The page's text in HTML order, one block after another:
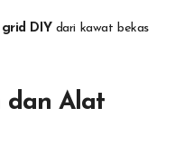
DIY dari kawat bekas
dan Alat